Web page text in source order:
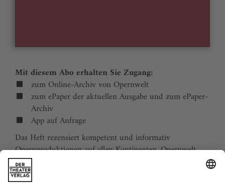
Mit diesem Abo erhalten Sie Zugang:
zum Online-Archiv von Opernwelt
zum ePaper der aktuellen Ausgabe und zum ePaper-
Archiv
App auf Anfrage
Das Heft rezensiert kompetent und informativ
Opernproduktionen auf allen Kontinenten. Opernwelt
zeigt die Welt hinter der Bühne, befragt die Macher und
verfolgt die Kulturpolitik. Große Themenblöcke
behandeln die Geschichte der Oper, bedeutende